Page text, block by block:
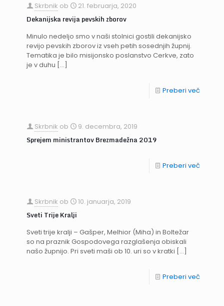
Skrbnik ob 21. februarja, 2020
Dekanijska revija pevskih zborov
Minulo nedeljo smo v naši stolnici gostili dekanijsko
revijo pevskih zborov iz vseh petih sosednjih župnij.
Tematika je bilo misijonsko poslanstvo Cerkve, zato
je v duhu […]
Preberi več
Skrbnik ob 9. decembra, 2019
Sprejem ministrantov Brezmadežna 2019
Preberi več
Skrbnik ob 10. januarja, 2019
Sveti Trije Kralji
Sveti trije kralji – Gašper, Melhior (Miha) in Boltežar
so na praznik Gospodovega razglašenja obiskali
našo župnijo. Pri sveti maši ob 10. uri so v kratki […]
Preberi več